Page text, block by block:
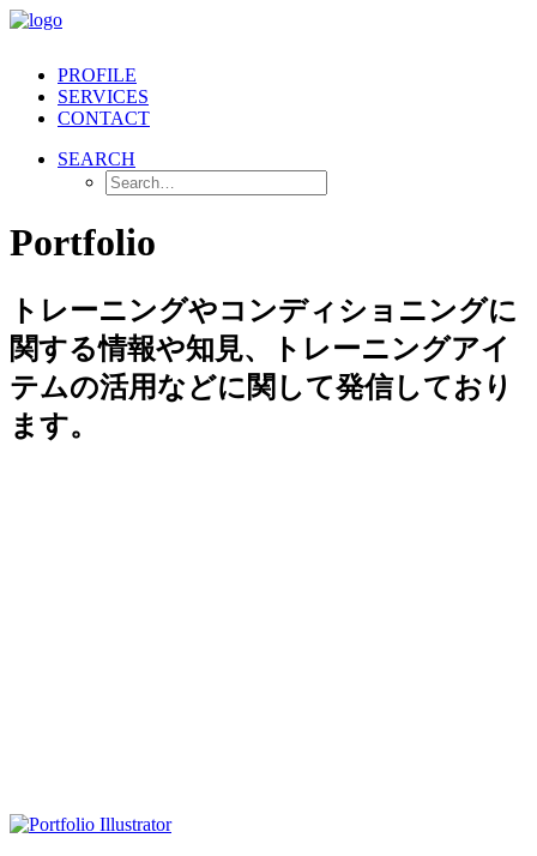
PROFILE
SERVICES
CONTACT
SEARCH
Portfolio
トレーニングやコンディショニングに
関する情報や知見、トレーニングアイ
テムの活用などに関して発信しており
ます。